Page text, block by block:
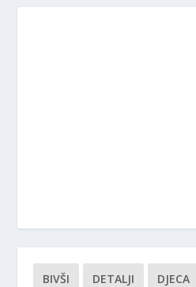
BIVŠI DETALJI DJECA